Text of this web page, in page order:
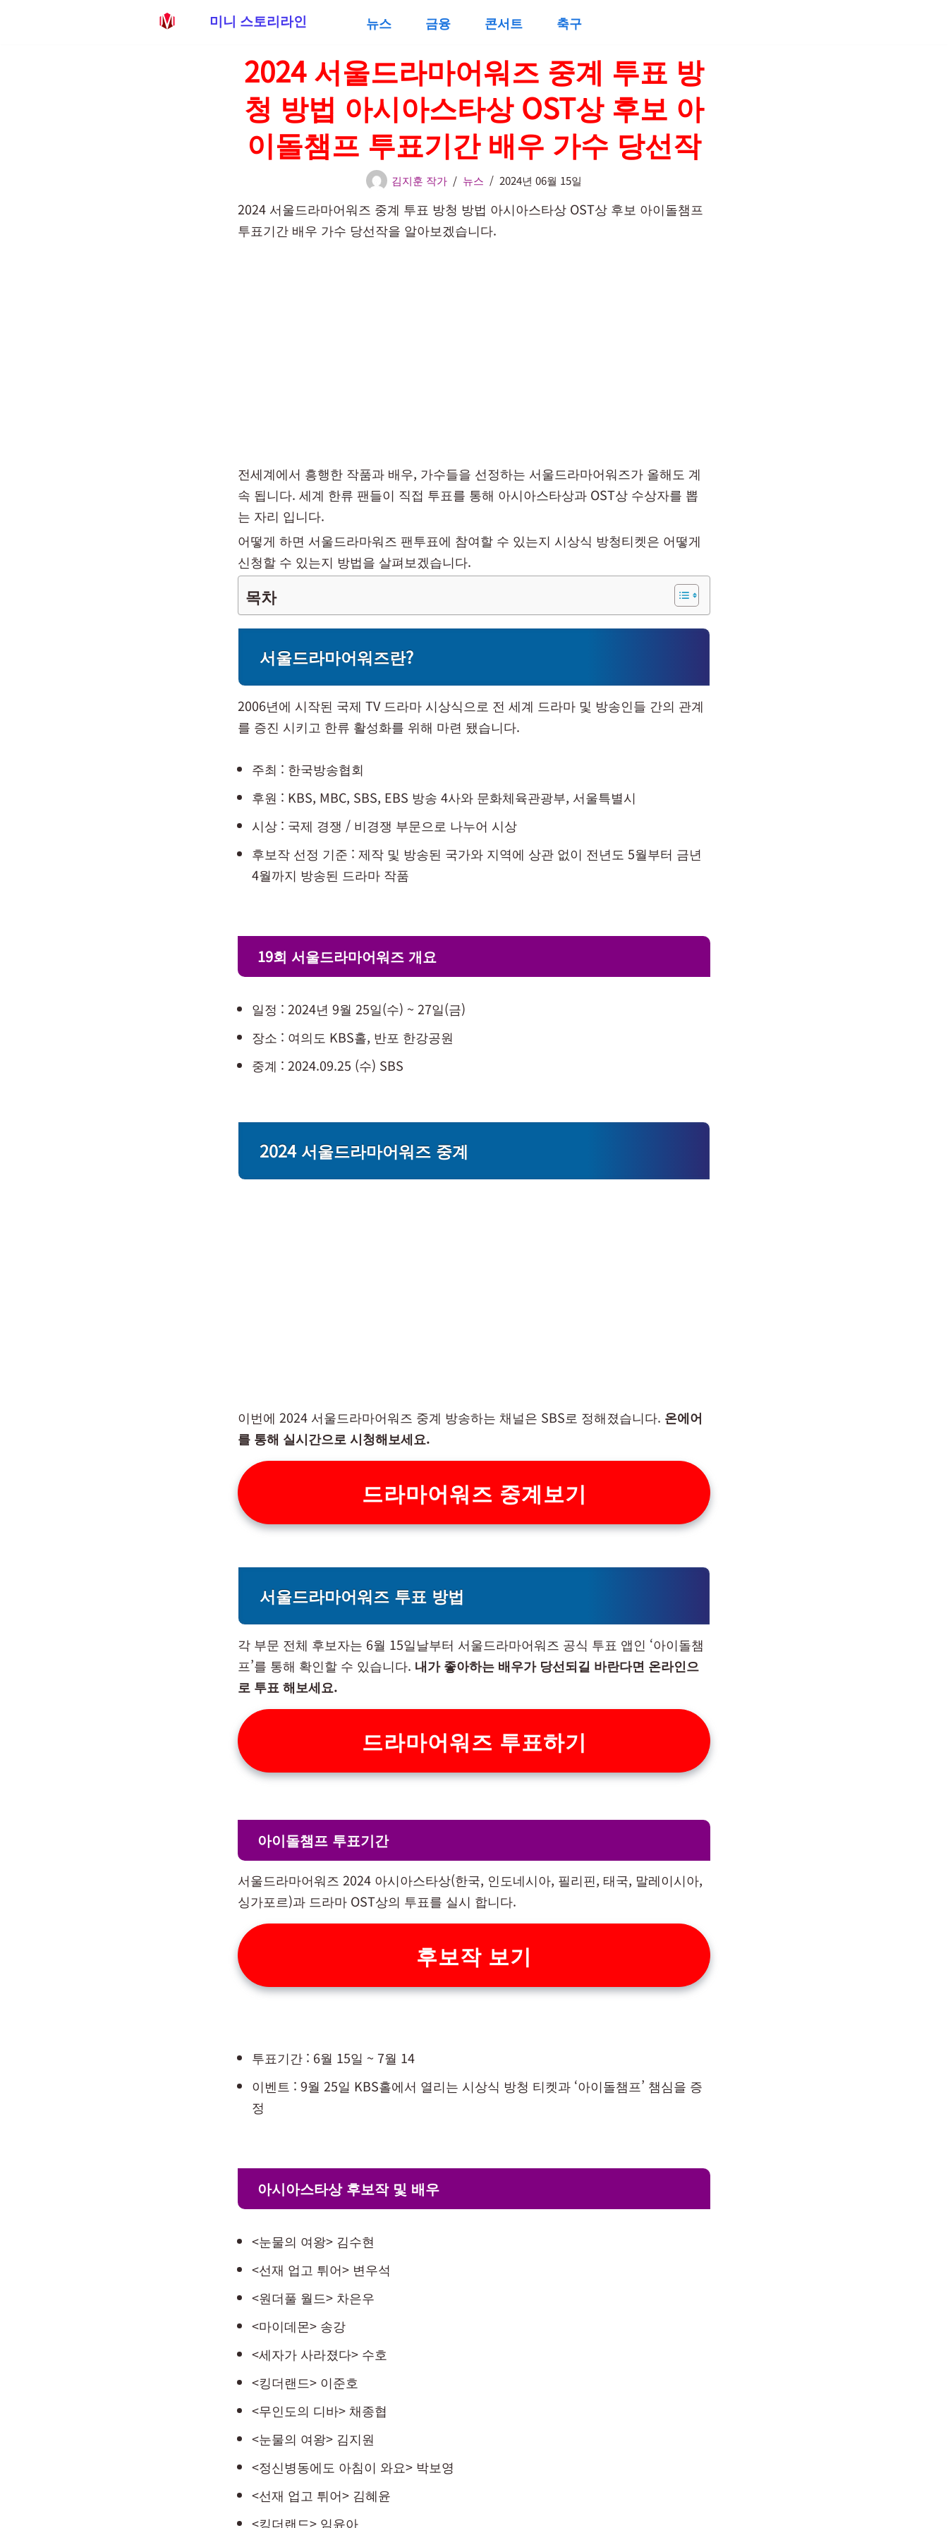
미니 스토리라인 뉴스 금융 콘서트 축구
2024 서울드라마어워즈 중계 투표 방
청 방법 아시아스타상 OST상 후보 아
이돌챔프 투표기간 배우 가수 당선작
김지훈 작가 뉴스 2024년 06월 15일
2024 서울드라마어워즈 중계 투표 방청 방법 아시아스타상 OST상 후보 아이돌챔프
투표기간 배우 가수 당선작을 알아보겠습니다.
전세계에서 흥행한 작품과 배우, 가수들을 선정하는 서울드라마어워즈가 올해도 계
속 됩니다. 세계 한류 팬들이 직접 투표를 통해 아시아스타상과 OST상 수상자를 뽑
는 자리 입니다.
어떻게 하면 서울드라마워즈 팬투표에 참여할 수 있는지 시상식 방청티켓은 어떻게
신청할 수 있는지 방법을 살펴보겠습니다.
목차
서울드라마어워즈란?
2006년에 시작된 국제 TV 드라마 시상식으로 전 세계 드라마 및 방송인들 간의 관계
를 증진 시키고 한류 활성화를 위해 마련 됐습니다.
주최 : 한국방송협회
후원 : KBS, MBC, SBS, EBS 방송 4사와 문화체육관광부, 서울특별시
시상 : 국제 경쟁 / 비경쟁 부문으로 나누어 시상
후보작 선정 기준 : 제작 및 방송된 국가와 지역에 상관 없이 전년도 5월부터 금년
4월까지 방송된 드라마 작품
19회 서울드라마어워즈 개요
일정 : 2024년 9월 25일(수) ~ 27일(금)
장소 : 여의도 KBS홀, 반포 한강공원
중계 : 2024.09.25 (수) SBS
2024 서울드라마어워즈 중계
이번에 2024 서울드라마어워즈 중계 방송하는 채널은 SBS로 정해졌습니다. 온에어
를 통해 실시간으로 시청해보세요.
드라마어워즈 중계보기
서울드라마어워즈 투표 방법
각 부문 전체 후보자는 6월 15일날부터 서울드라마어워즈 공식 투표 앱인 ‘아이돌챔
프’를 통해 확인할 수 있습니다. 내가 좋아하는 배우가 당선되길 바란다면 온라인으
로 투표 해보세요.
드라마어워즈 투표하기
아이돌챔프 투표기간
서울드라마어워즈 2024 아시아스타상(한국, 인도네시아, 필리핀, 태국, 말레이시아,
싱가포르)과 드라마 OST상의 투표를 실시 합니다.
후보작 보기
투표기간 : 6월 15일 ~ 7월 14
이벤트 : 9월 25일 KBS홀에서 열리는 시상식 방청 티켓과 ‘아이돌챔프’ 챔심을 증
정
아시아스타상 후보작 및 배우
<눈물의 여왕> 김수현
<선재 업고 튀어> 변우석
<원더풀 월드> 차은우
<마이데몬> 송강
<세자가 사라졌다> 수호
<킹더랜드> 이준호
<무인도의 디바> 채종협
<눈물의 여왕> 김지원
<정신병동에도 아침이 와요> 박보영
<선재 업고 튀어> 김혜윤
<킹더랜드> 임윤아